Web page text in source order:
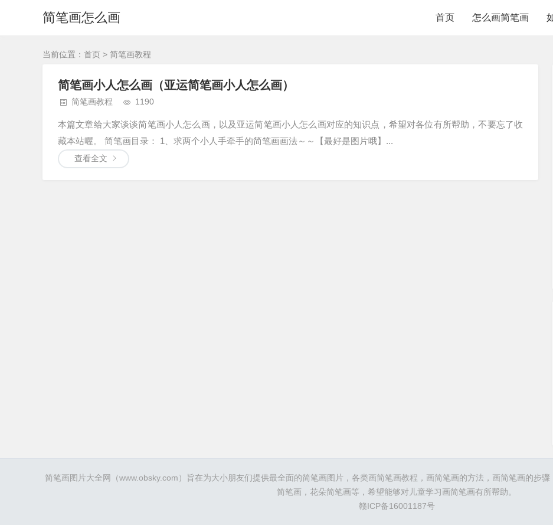
简笔画怎么画 首页 怎么画简笔画
当前位置： 首页 > 简笔画教程
简笔画小人怎么画（亚运简笔画小人怎么画）
简笔画教程 1190
本篇文章给大家谈谈简笔画小人怎么画，以及亚运简笔画小人怎么画对应的知识点，希望对各位有所帮助，不要忘了收
藏本站喔。 简笔画目录： 1、求两个小人手牵手的简笔画画法～～【最好是图片哦】...
查看全文
简笔画图片大全网（www.obsky.com）旨在为大小朋友们提供最全面的简笔画图片，各类画简笔画教程，画简笔画的方法，画简笔画的步骤
简笔画， 花朵简笔画等，希望能够对儿童学习画简笔画有所帮助。
赣ICP备16001187号